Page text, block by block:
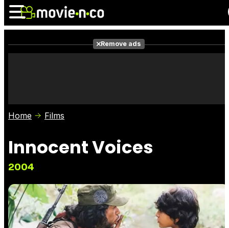
Photos
Remove ads
Home Films
Innocent Voices
2004